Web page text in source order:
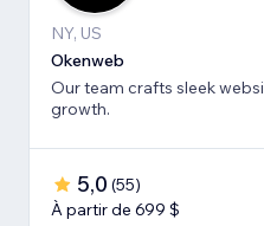
NY, US
Okenweb
Our team crafts sleek
growth.
5,0 (55)
À partir de 699 $